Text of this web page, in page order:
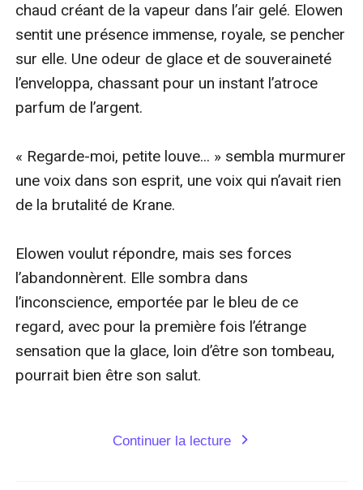
chaud créant de la vapeur dans l’air gelé. Elowen
sentit une présence immense, royale, se pencher
sur elle. Une odeur de glace et de souveraineté
l’enveloppa, chassant pour un instant l’atroce
parfum de l’argent.
« Regarde-moi, petite louve... » sembla murmurer
une voix dans son esprit, une voix qui n’avait rien
de la brutalité de Krane.
Elowen voulut répondre, mais ses forces
l’abandonnèrent. Elle sombra dans
l’inconscience, emportée par le bleu de ce
regard, avec pour la première fois l’étrange
sensation que la glace, loin d’être son tombeau,
pourrait bien être son salut.
Continuer la lecture expand_more